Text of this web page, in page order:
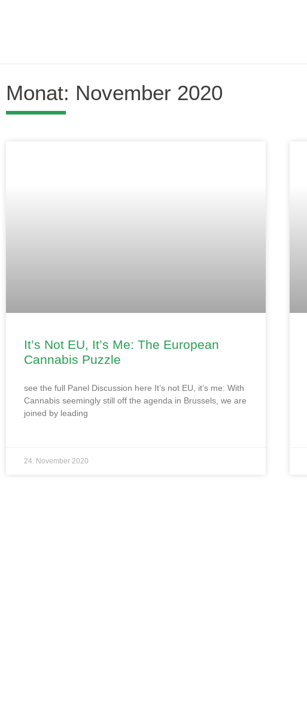
Monat: November 2020
It’s Not EU, It’s Me: The European
Cannabis Puzzle
see the full Panel Discussion here It’s not EU, it’s me: With
Cannabis seemingly still off the agenda in Brussels, we are
joined by leading
24. November 2020